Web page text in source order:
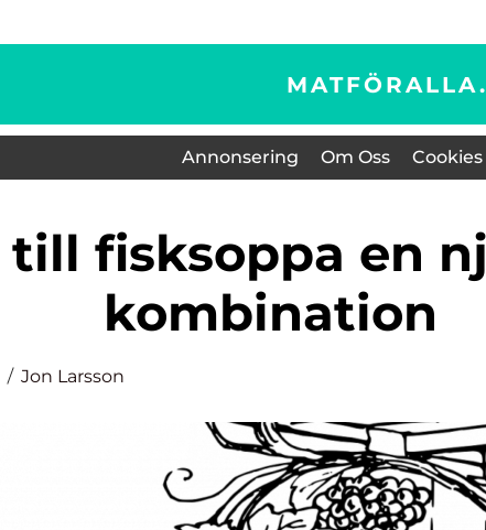
MATFÖRALLA.
Annonsering Om Oss Cookies
kombination
Jon Larsson